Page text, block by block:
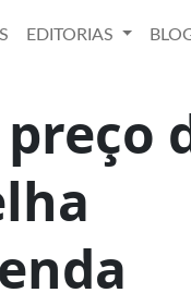
EDITORIAS